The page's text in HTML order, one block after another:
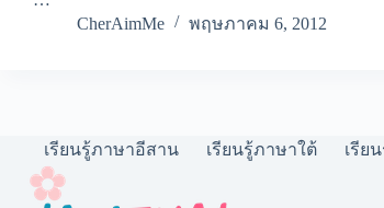
CherAimMe
พฤษภาคม 6, 2012
เรียนรู้ภาษาอีสาน เรียนรู้ภาษาใต้ เรีย